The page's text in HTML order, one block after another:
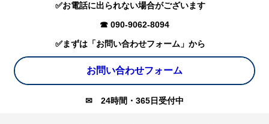
✅お電話に出られない場合がございます
☎ 090-9062-8094
✅まずは「お問い合わせフォーム」から
お問い合わせフォーム
✉ 24時間・365日受付中